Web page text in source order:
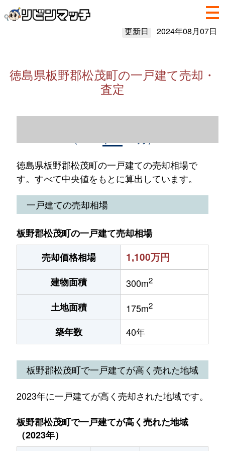
更新日 2024年08月07日
徳島県板野郡松茂町の一戸建て売却・
査定
徳島県板野郡松茂町の一戸建ての売却相場で
す。すべて中央値をもとに算出しています。
一戸建ての売却相場
板野郡松茂町の一戸建て売却相場
売却価格相場
1,100万円
建物面積 300m2
土地面積 175m2
築年数 40年
板野郡松茂町で一戸建てが高く売れた地域
2023年に一戸建てが高く売却された地域です。
板野郡松茂町で一戸建てが高く売れた地域
（2023年）